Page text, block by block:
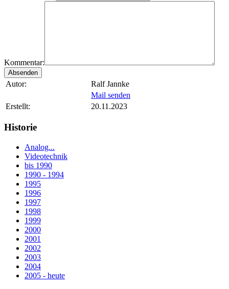
Kommentar:
Autor:
Ralf Jannke
Mail senden
Erstellt:
20.11.2023
Historie
Analog...
Videotechnik
bis 1990
1990 - 1994
1995
1996
1997
1998
1999
2000
2001
2002
2003
2004
2005 - heute